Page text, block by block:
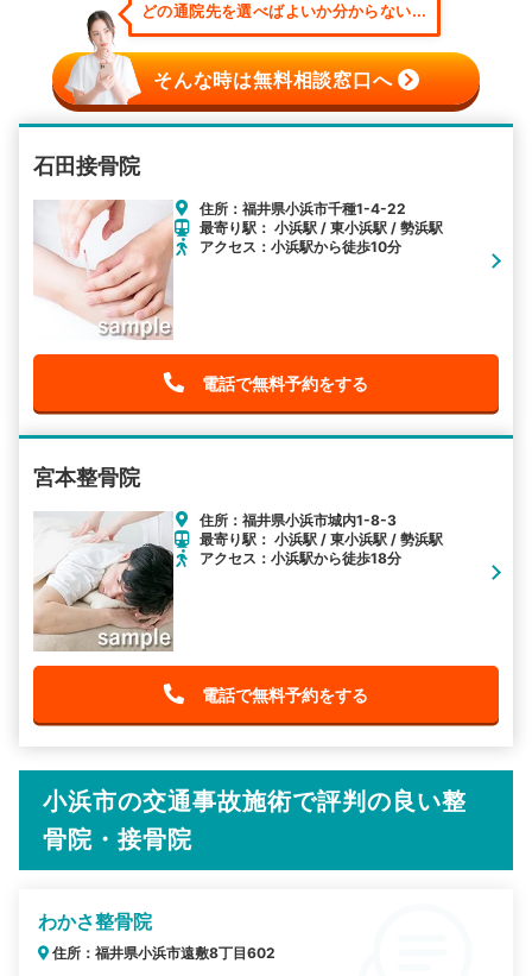
どの通院先を選べばよいか分からない...
そんな時は無料相談窓口へ
石田接骨院
住所：福井県小浜市千種1-4-22
最寄り駅： 小浜駅 / 東小浜駅 / 勢浜駅
アクセス：小浜駅から徒歩10分
電話で無料予約をする
宮本整骨院
住所：福井県小浜市城内1-8-3
最寄り駅： 小浜駅 / 東小浜駅 / 勢浜駅
アクセス：小浜駅から徒歩18分
電話で無料予約をする
小浜市の交通事故施術で評判の良い整
骨院・接骨院
わかさ整骨院
住所：福井県小浜市遠敷8丁目602